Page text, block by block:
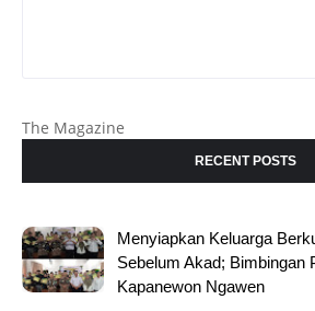
The Magazine
RECENT POSTS
Menyiapkan Keluarga
Sebelum Akad; Bimbingan
Kapanewon Ngawen